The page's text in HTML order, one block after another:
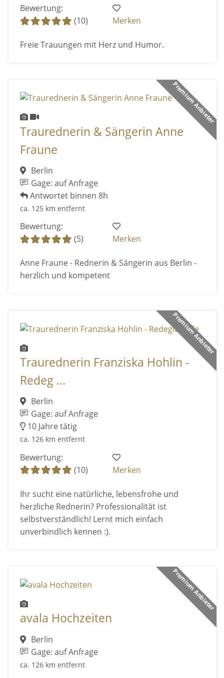
Bewertung:
(10)
Merken
Freie Trauungen mit Herz und Humor.
Premium Anbieter
Traurednerin & Sängerin Anne
Fraune
Berlin
Gage: auf Anfrage
Antwortet binnen 8h
ca. 125 km entfernt
Bewertung:
(5)
Merken
Anne Fraune - Rednerin & Sängerin aus Berlin -
herzlich und kompetent
Premium Anbieter
Traurednerin Franziska Hohlin -
Redeg ...
Berlin
Gage: auf Anfrage
10 Jahre tätig
ca. 126 km entfernt
Bewertung:
(10)
Merken
Ihr sucht eine natürliche, lebensfrohe und
herzliche Rednerin? Professionalität ist
selbstverständlich! Lernt mich einfach
unverbindlich kennen :).
Premium Anbieter
avala Hochzeiten
Berlin
Gage: auf Anfrage
ca. 126 km entfernt